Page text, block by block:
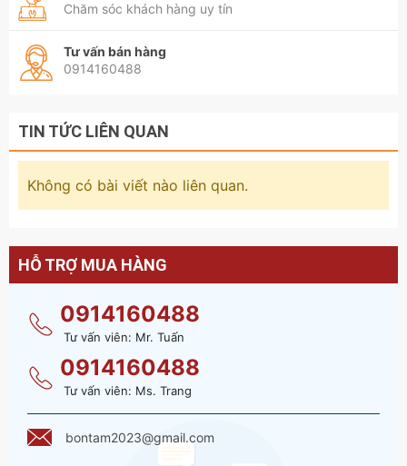
Chăm sóc khách hàng uy tín
Tư vấn bán hàng
0914160488
TIN TỨC LIÊN QUAN
Không có bài viết nào liên quan.
HỖ TRỢ MUA HÀNG
0914160488
Tư vấn viên: Mr. Tuấn
0914160488
Tư vấn viên: Ms. Trang
bontam2023@gmail.com